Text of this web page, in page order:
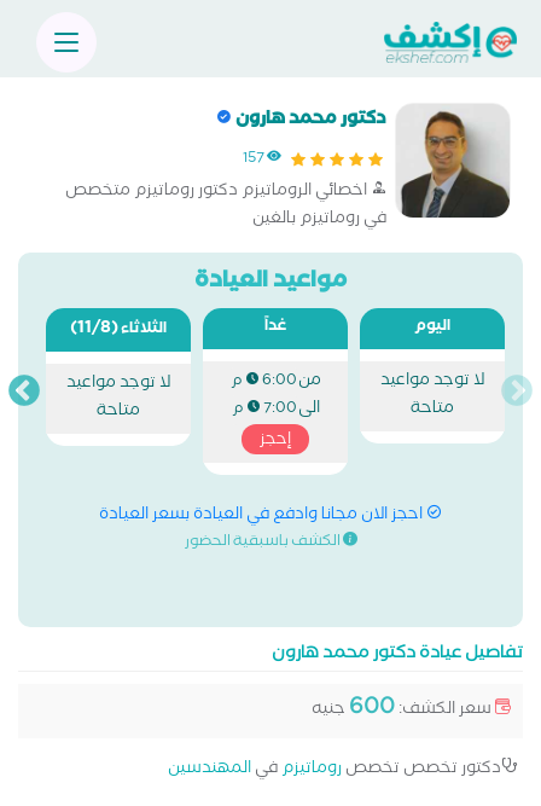
دكتور محمد هارون
157
اخصائي الروماتيزم دكتور روماتيزم متخصص
في روماتيزم بالغين
مواعيد العيادة
اليوم
لا توجد مواعيد
متاحة
غداً
من6:00 م
الى7:00 م
إحجز
الثلاثاء(11/8)
لا توجد مواعيد
متاحة
احجز الان مجانا وادفع في العيادة بسعر العيادة
الكشف باسبقية الحضور
تفاصيل عيادة دكتور محمد هارون
سعر الكشف:600 جنيه
دكتور تخصص تخصصروماتيزمفيالمهندسين